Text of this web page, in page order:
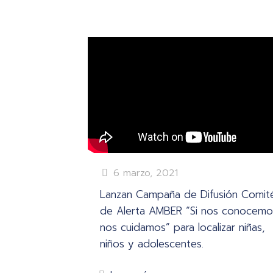
6 marzo, 2021
Lanzan Campaña de Difusión
de Alerta AMBER “Si nos
nos cuidamos” para localizar niñas,
niños y adolescentes.